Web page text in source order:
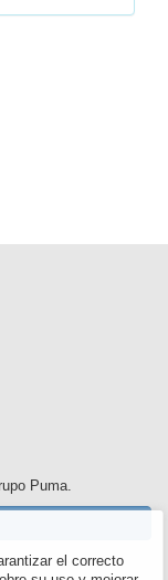
Puma.
el correcto